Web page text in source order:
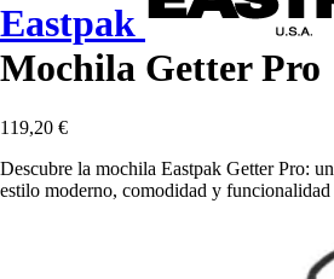
Eastpak
Mochila Getter Pro
119,20 €
Descubre la mochila Eastpak Getter Pro:
estilo moderno, comodidad y funcionalidad